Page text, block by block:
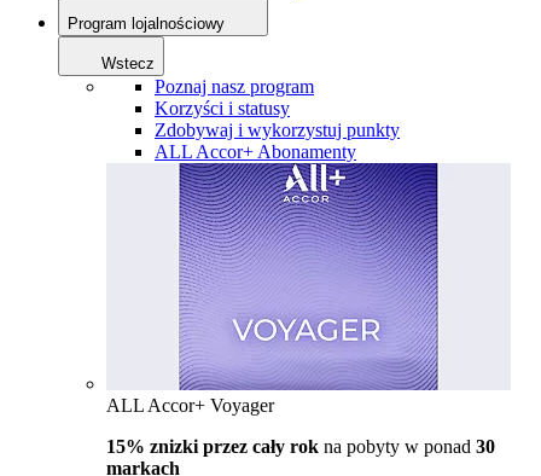
Program lojalnościowy
Wstecz
Poznaj nasz program
Korzyści i statusy
Zdobywaj i wykorzystuj punkty
ALL Accor+ Abonamenty
ALL Accor+ Voyager
15% znizki przez cały rok na pobyty w ponad 30
markach